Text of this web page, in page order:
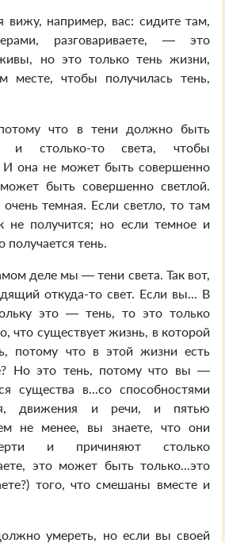
вижу, например, вас: сидите там,
разговариваете, — это
но это только тень жизни,
месте, чтобы получилась тень,
что в тени должно быть
и столько-то света, чтобы
И она не может быть совершенно
быть совершенно светлой.
темная. Если светло, то там
не получится; но если темное и
получается тень.
деле мы — тени света. Так вот,
откуда-то свет. Если вы... В
это — тень, то это только
что существует жизнь, в которой
потому что в этой жизни есть
Но это тень, потому что вы —
существа в...со способностями
движения и речи, и пятью
не менее, вы знаете, что они
и причиняют столько
это может быть только...это
того, что смешаны вместе и
умереть, но если вы своей